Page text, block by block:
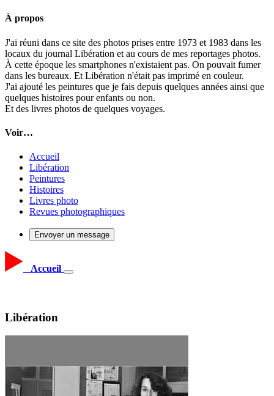
À propos
J'ai réuni dans ce site des photos prises entre 1973 et 1983 dans les
locaux du journal Libération et au cours de mes reportages photos.
À cette époque les smartphones n'existaient pas. On pouvait fumer
dans les bureaux. Et Libération n'était pas imprimé en couleur.
J'ai ajouté les peintures que je fais depuis quelques années ainsi que
quelques histoires pour enfants ou non.
Et des livres photos de quelques voyages.
Voir…
Accueil
Libération
Peintures
Histoires
Livres photo
Revues photographiques
Envoyer un message
Accueil
Libération